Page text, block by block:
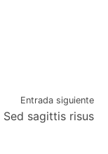
Entrada siguiente
Sed sagittis risus